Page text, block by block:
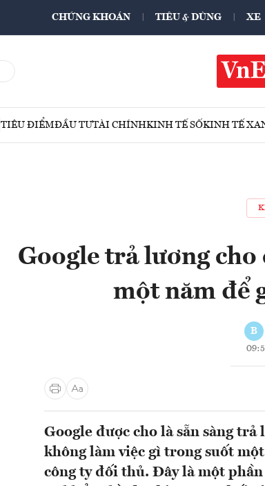
CHỨNG KHOÁN TIÊU & DÙNG XE
TIÊU ĐIỂMĐẦU TƯTÀI CHÍNHKINH TẾ SỐKINH TẾ
Google trả lương
một năm để
B
Google được cho là sẵn sàng
không làm việc gì trong suốt
công ty đối thủ. Đây là một